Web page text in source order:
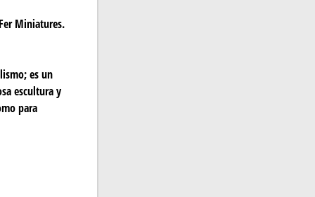
Miniatures.
es un
escultura y
para